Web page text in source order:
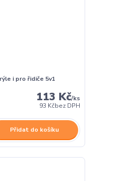
i pro řidiče 5v1
113 Kč/ks
93 Kčbez DPH
Přidat do košíku